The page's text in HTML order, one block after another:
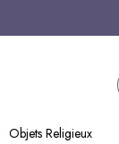
Objets Religieux